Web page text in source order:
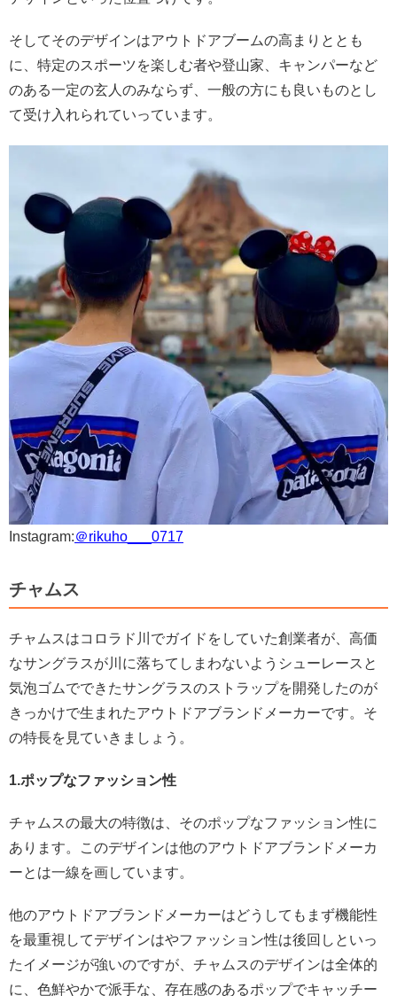
そしてそのデザインはアウトドアブームの高まりととも
に、特定のスポーツを楽しむ者や登山家、キャンパーなど
のある一定の玄人のみならず、一般の方にも良いものとし
て受け入れられていっています。
Instagram:＠rikuho___0717
チャムス
チャムスはコロラド川でガイドをしていた創業者が、高価
なサングラスが川に落ちてしまわないようシューレースと
気泡ゴムでできたサングラスのストラップを開発したのが
きっかけで生まれたアウトドアブランドメーカーです。そ
の特長を見ていきましょう。
1.ポップなファッション性
チャムスの最大の特徴は、そのポップなファッション性に
あります。このデザインは他のアウトドアブランドメーカ
ーとは一線を画しています。
他のアウトドアブランドメーカーはどうしてもまず機能性
を最重視してデザインはやファッション性は後回しといっ
たイメージが強いのですが、チャムスのデザインは全体的
に、色鮮やかで派手な、存在感のあるポップでキャッチー